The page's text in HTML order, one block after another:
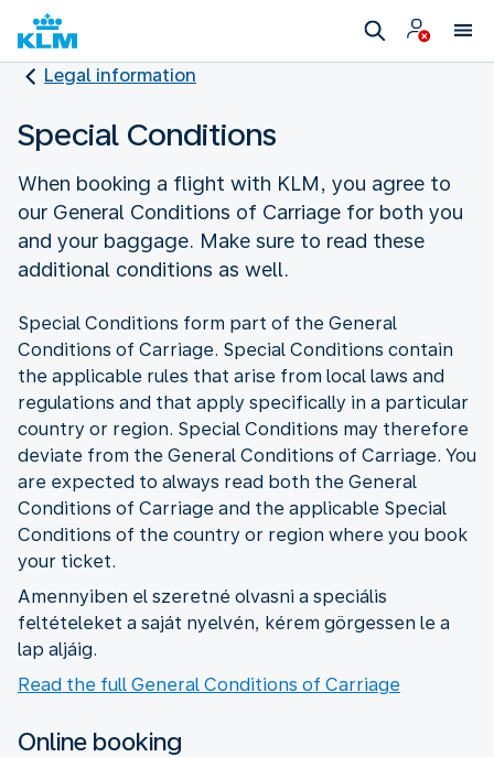
Legal information
Special Conditions
When booking a flight with KLM, you agree to
our General Conditions of Carriage for both you
and your baggage. Make sure to read these
additional conditions as well.
Special Conditions form part of the General
Conditions of Carriage. Special Conditions contain
the applicable rules that arise from local laws and
regulations and that apply specifically in a particular
country or region. Special Conditions may therefore
deviate from the General Conditions of Carriage. You
are expected to always read both the General
Conditions of Carriage and the applicable Special
Conditions of the country or region where you book
your ticket.
Amennyiben el szeretné olvasni a speciális
feltételeket a saját nyelvén, kérem görgessen le a
lap aljáig.
Read the full General Conditions of Carriage
Online booking